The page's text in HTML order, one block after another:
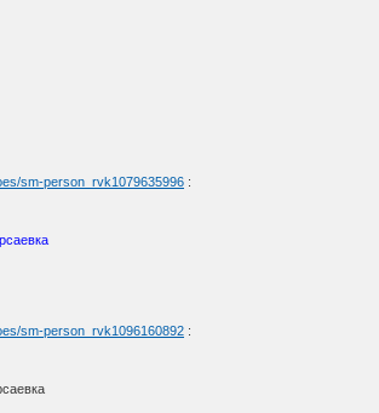
sm-person_rvk1079635996 :
sm-person_rvk1096160892 :